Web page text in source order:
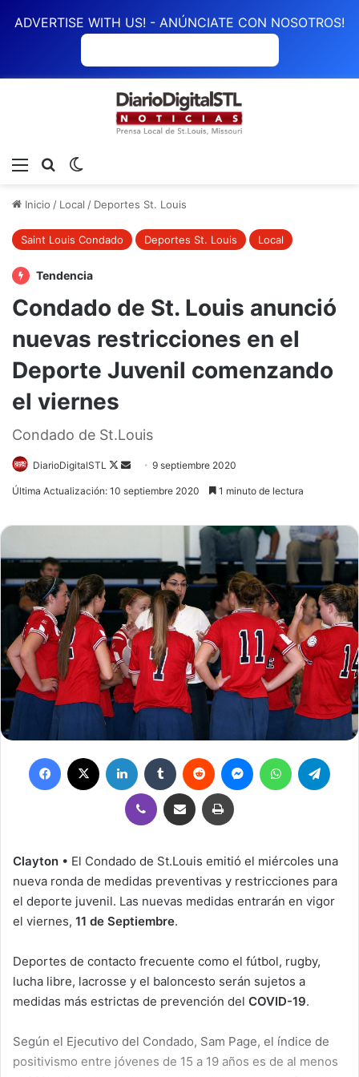
ADVERTISE WITH US! - ANÚNCIATE CON NOSOTROS!
Menú Buscar
Inicio / Local / Deportes St. Louis
Saint Louis Condado Deportes St. Louis Local
Tendencia
Condado de St. Louis anunció
nuevas restricciones en el
Deporte Juvenil comenzando
el viernes
Condado de St.Louis
DiarioDigitalSTL
Follow
Send9 septiembre 2020
Última Actualización: 10 septiembre 2020 1 minuto de lectura
Facebook LinkedIn Tumblr Reddit MessengerWhatsApp
Viber Compartir por correo electrónicoImprimir
Clayton • El Condado de St.Louis emitió el miércoles una
nueva ronda de medidas preventivas y restricciones para
el deporte juvenil. Las nuevas medidas entrarán en vigor
el viernes, 11 de Septiembre.
Deportes de contacto frecuente como el fútbol, rugby,
lucha libre, lacrosse y el baloncesto serán sujetos a
medidas más estrictas de prevención del COVID-19.
Según el Ejecutivo del Condado, Sam Page, el índice de
positivismo entre jóvenes de 15 a 19 años es de al menos